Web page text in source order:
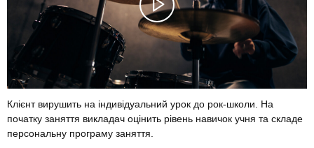
Клієнт вирушить на індивідуальний урок до рок-школи. На
початку заняття викладач оцінить рівень навичок учня та складе
персональну програму заняття.